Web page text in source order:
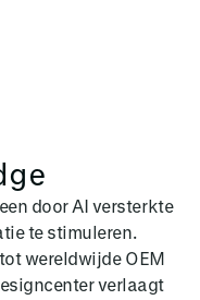
door AI versterkte
te stimuleren.
wereldwijde OEM
verlaagt